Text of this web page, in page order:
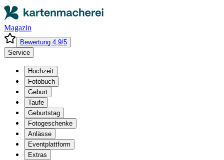
Magazin
Bewertung 4,9/5
Service
Hochzeit
Fotobuch
Geburt
Taufe
Geburtstag
Fotogeschenke
Anlässe
Eventplattform
Extras